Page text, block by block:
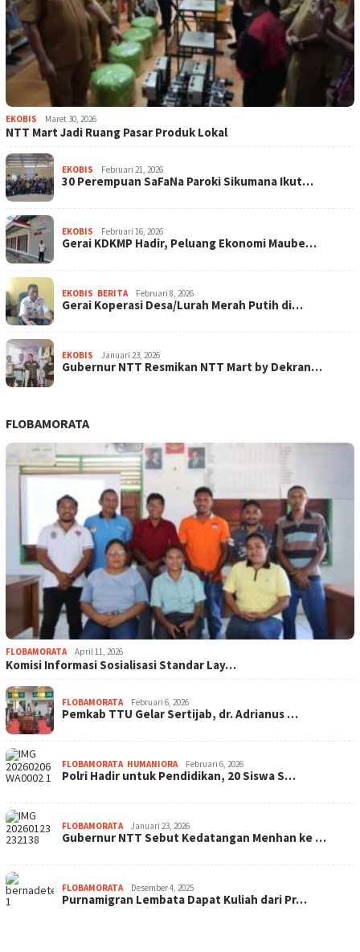
EKOBIS Maret 30, 2026
NTT Mart Jadi Ruang Pasar Produk Lokal
EKOBIS Februari 21, 2026
30 Perempuan SaFaNa Paroki Sikumana Ikut…
EKOBIS Februari 16, 2026
Gerai KDKMP Hadir, Peluang Ekonomi Maube…
EKOBIS BERITA Februari 8, 2026
Gerai Koperasi Desa/Lurah Merah Putih di…
EKOBIS Januari 23, 2026
Gubernur NTT Resmikan NTT Mart by Dekran…
FLOBAMORATA
FLOBAMORATA April 11, 2026
Komisi Informasi Sosialisasi Standar Lay…
FLOBAMORATA Februari 6, 2026
Pemkab TTU Gelar Sertijab, dr. Adrianus …
FLOBAMORATA, HUMANIORA Februari 6, 2026
Polri Hadir untuk Pendidikan, 20 Siswa S…
FLOBAMORATA Januari 23, 2026
Gubernur NTT Sebut Kedatangan Menhan ke …
FLOBAMORATA Desember 4, 2025
Purnamigran Lembata Dapat Kuliah dari Pr…